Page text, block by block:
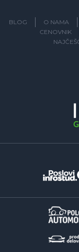
BLOG O NAMA
CENOVNIK